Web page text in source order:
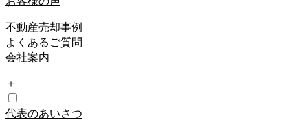
不動産売却事例
よくあるご質問
会社案内
＋
代表のあいさつ